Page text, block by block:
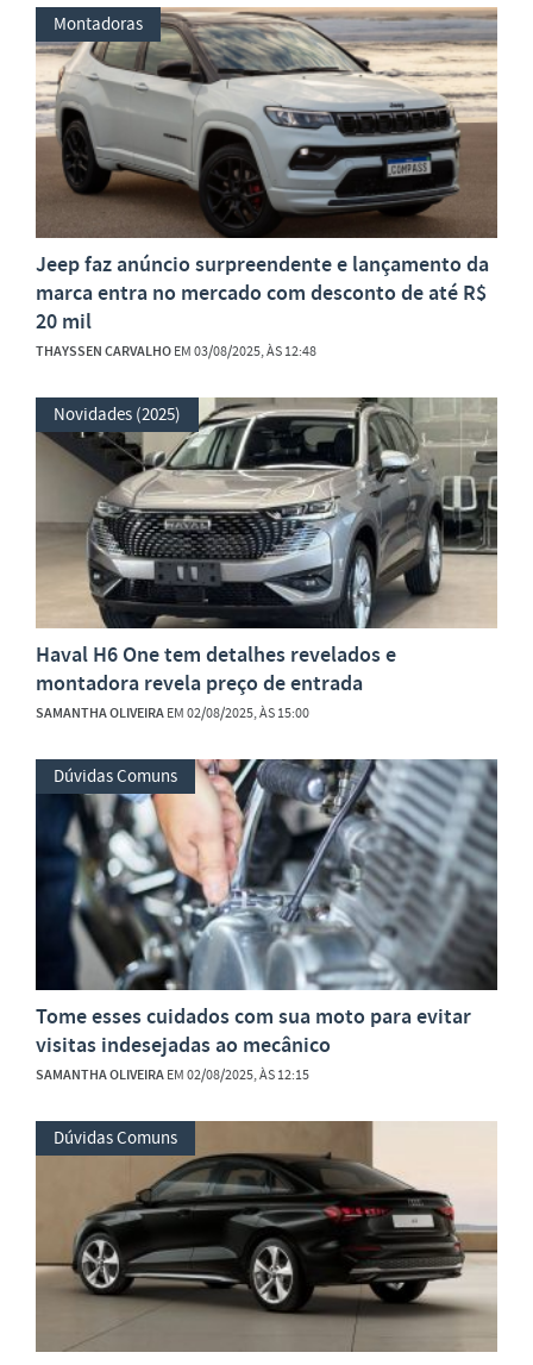
Montadoras
Jeep faz anúncio surpreendente e lançamento da
marca entra no mercado com desconto de até R$
20 mil
THAYSSEN CARVALHOEM 03/08/2025, ÀS 12:48
Novidades (2025)
Haval H6 One tem detalhes revelados e
montadora revela preço de entrada
SAMANTHA OLIVEIRAEM 02/08/2025, ÀS 15:00
Dúvidas Comuns
Tome esses cuidados com sua moto para evitar
visitas indesejadas ao mecânico
SAMANTHA OLIVEIRAEM 02/08/2025, ÀS 12:15
Dúvidas Comuns